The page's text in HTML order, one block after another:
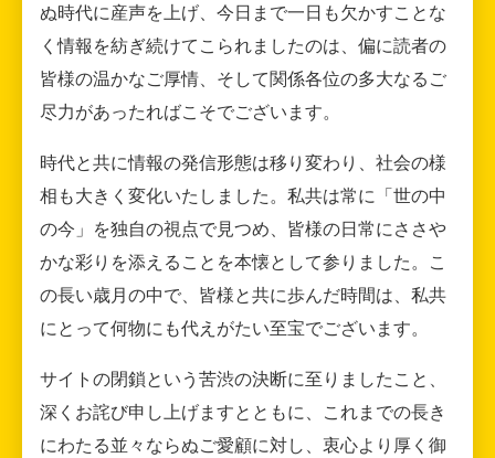
ぬ時代に産声を上げ、今日まで一日も欠かすことな
く情報を紡ぎ続けてこられましたのは、偏に読者の
皆様の温かなご厚情、そして関係各位の多大なるご
尽力があったればこそでございます。
時代と共に情報の発信形態は移り変わり、社会の様
相も大きく変化いたしました。私共は常に「世の中
の今」を独自の視点で見つめ、皆様の日常にささや
かな彩りを添えることを本懐として参りました。こ
の長い歳月の中で、皆様と共に歩んだ時間は、私共
にとって何物にも代えがたい至宝でございます。
サイトの閉鎖という苦渋の決断に至りましたこと、
深くお詫び申し上げますとともに、これまでの長き
にわたる並々ならぬご愛顧に対し、衷心より厚く御